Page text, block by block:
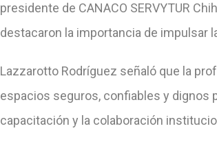
presidente de CANACO SERVYTUR
destacaron la importancia de impulsar
Lazzarotto Rodríguez señaló que la
espacios seguros, confiables y dignos
capacitación y la colaboración